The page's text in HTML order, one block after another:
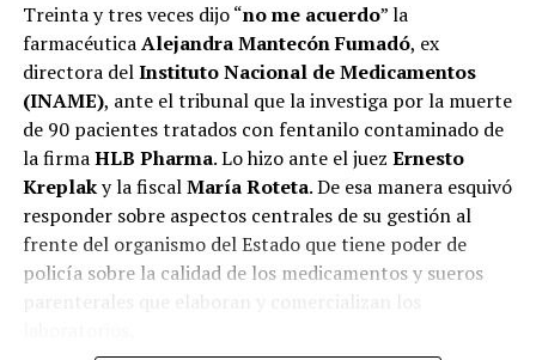
competencia con los mandatarios provinciales de
buena sintonía. “Todo se va definiendo en función del
calendario, pero la discusión será provincia por
provincia”, plantearon ante este medio.
La fragmentación que atraviesa al peronismo parece
beneficiar los cálculos electorales que sobrevuelan en
Casa Rosada, que descuenta que, con Cristina Kirchner
presa e impedida para competir, el mejor escenario
sería queel candidato sea el gobernador de Buenos
Treinta y tres veces dijo “no me acuerdo” la
farmacéuticaAlejandra Mantecón Fumadó, ex
directora delInstituto Nacional de Medicamentos
(INAME), ante el tribunal que la investiga por la muerte
de 90 pacientes tratados con fentanilo contaminado de
la firmaHLB Pharma. Lo hizo ante el juez Ernesto
Kreplaky la fiscalMaría Roteta. De esa manera esquivó
responder sobre aspectos centrales de su gestión al
frente del organismo del Estado que tiene poder de
policía sobre la calidad de los medicamentos y sueros
parenterales que elaboran y comercializan los